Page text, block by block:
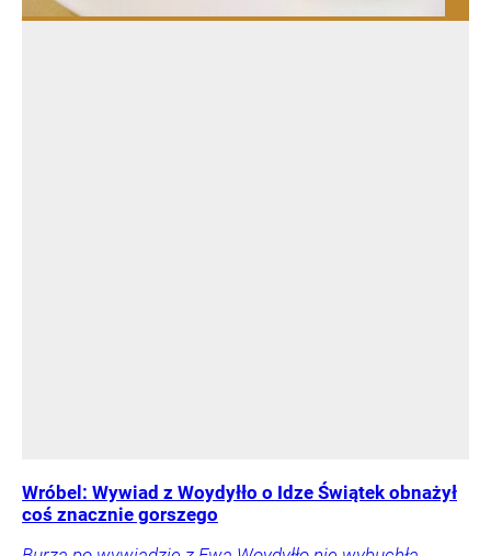
Wróbel: Wywiad z Woydyłło o Idze Świątek obnażył
coś znacznie gorszego